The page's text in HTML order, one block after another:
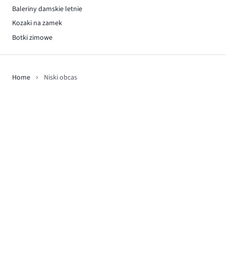
Baleriny damskie letnie
Kozaki na zamek
Botki zimowe
Home Niski obcas